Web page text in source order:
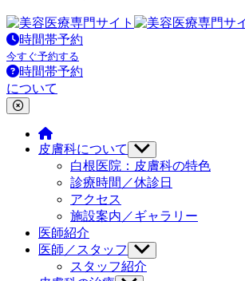
時間帯予約
今すぐ予約する
時間帯予約
について
皮膚科について
Show
sub
menu
白根医院：皮膚科の特色
診療時間／休診日
アクセス
施設案内／ギャラリー
医師紹介
医師／スタッフ
Show
sub
menu
スタッフ紹介